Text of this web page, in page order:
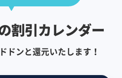
割引カレンダー
ドンと還元いたします！